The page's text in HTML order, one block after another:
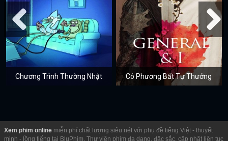
Chương Trình Thường Nhật Cô Phương Bất Tự Thưởng
Xem phim online miễn phí chất lượng siêu nét với phụ đề tiếng Việt - thuyết
minh - lồng tiếng tại BluPhim. Thư viện phim đa dạng, đặc sắc, cập nhật liên tục